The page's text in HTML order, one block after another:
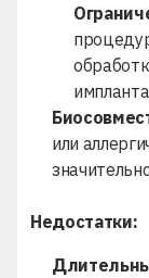
или
Недостатки: